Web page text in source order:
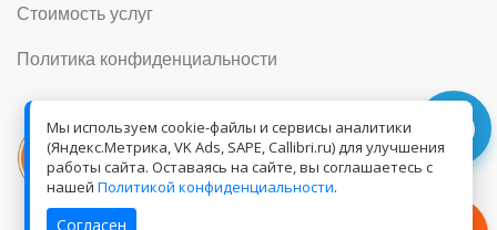
Мы используем cookie-файлы и сервисы аналитики
(Яндекс.Метрика, VK Ads, SAPE, Callibri.ru) для улучшения
работы сайта. Оставаясь на сайте, вы соглашаетесь с
нашейПолитикой конфиденциальности.
Согласен
Стоимость услуг
Политика конфиденциальности